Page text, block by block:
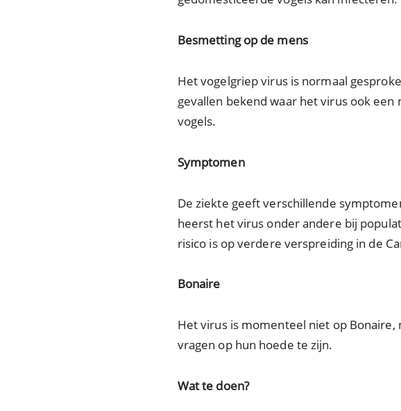
Besmetting op de mens
Het vogelgriep virus is normaal
gevallen bekend waar het virus ook
vogels.
Symptomen
De ziekte geeft verschillende
heerst het virus onder andere bij
risico is op verdere verspreiding in de
Bonaire
Het virus is momenteel niet op
vragen op hun hoede te zijn.
Wat te doen?